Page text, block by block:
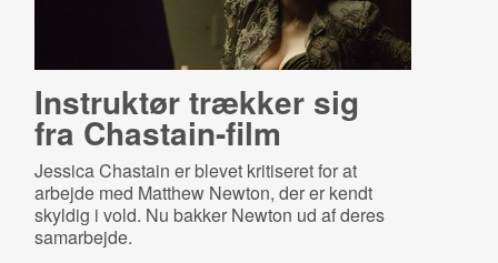
Instruktør trækker sig
fra Chastain-film
Jessica Chastain er blevet kritiseret for at
arbejde med Matthew Newton, der er kendt
skyldig i vold. Nu bakker Newton ud af deres
samarbejde.